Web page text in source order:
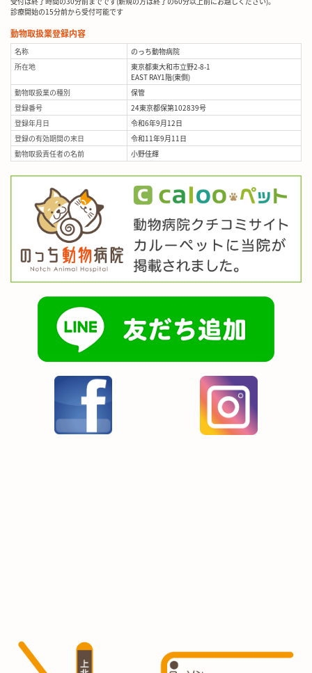
診療開始の15分前から受付可能です
動物取扱業登録内容
名称
のっち動物病院
所在地
東京都東大和市立野2-8-1
EAST RAY1階(東側)
動物取扱業の種別
保管
登録番号
24東京都保第102839号
登録年月日
令和6年9月12日
登録の有効期間の末日
令和11年9月11日
動物取扱責任者の名前
小野佳輝